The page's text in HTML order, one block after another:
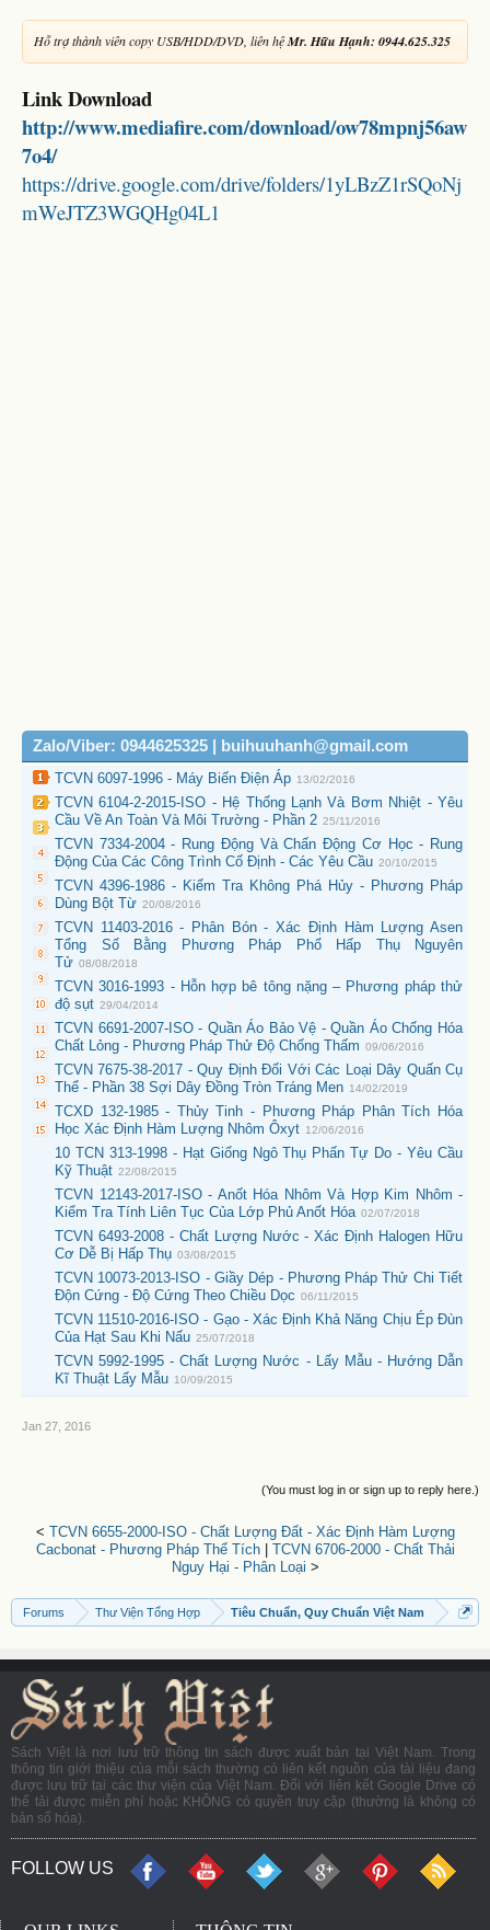
Hỗ trợ thành viên copy USB/HDD/DVD, liên hệMr. Hữu Hạnh: 0944.625.325
Link Download
http://www.mediafire.com/download/ow78mpnj56aw
7o4/
https://drive.google.com/drive/folders/1yLBzZ1rSQoNj
mWeJTZ3WGQHg04L1
Zalo/Viber: 0944625325 | buihuuhanh@gmail.com
TCVN 6097-1996 - Máy Biến Điện Áp 13/02/2016
TCVN 6104-2-2015-ISO - Hệ Thống Lạnh Và Bơm Nhiệt - Yêu
Cầu Về An Toàn Và Môi Trường - Phần 2 25/11/2016
TCVN 7334-2004 - Rung Động Và Chấn Động Cơ Học - Rung
Động Của Các Công Trình Cố Định - Các Yêu Cầu 20/10/2015
TCVN 4396-1986 - Kiểm Tra Không Phá Hủy - Phương Pháp
Dùng Bột Từ 20/08/2016
TCVN 11403-2016 - Phân Bón - Xác Định Hàm Lượng Asen
Tổng Số Bằng Phương Pháp Phổ Hấp Thụ Nguyên
Tử 08/08/2018
TCVN 3016-1993 - Hỗn hợp bê tông nặng – Phương pháp thử
độ sụt 29/04/2014
TCVN 6691-2007-ISO - Quần Áo Bảo Vệ - Quần Áo Chống Hóa
Chất Lỏng - Phương Pháp Thử Độ Chống Thấm 09/06/2016
TCVN 7675-38-2017 - Quy Định Đối Với Các Loại Dây Quấn Cụ
Thể - Phần 38 Sợi Dây Đồng Tròn Tráng Men 14/02/2019
TCXD 132-1985 - Thủy Tinh - Phương Pháp Phân Tích Hóa
Học Xác Định Hàm Lượng Nhôm Ôxyt 12/06/2016
10 TCN 313-1998 - Hạt Giống Ngô Thụ Phấn Tự Do - Yêu Cầu
Kỹ Thuật 22/08/2015
TCVN 12143-2017-ISO - Anốt Hóa Nhôm Và Hợp Kim Nhôm -
Kiểm Tra Tính Liên Tục Của Lớp Phủ Anốt Hóa 02/07/2018
TCVN 6493-2008 - Chất Lượng Nước - Xác Định Halogen Hữu
Cơ Dễ Bị Hấp Thụ 03/08/2015
TCVN 10073-2013-ISO - Giầy Dép - Phương Pháp Thử Chi Tiết
Độn Cứng - Độ Cứng Theo Chiều Dọc 06/11/2015
TCVN 11510-2016-ISO - Gạo - Xác Định Khả Năng Chịu Ép Đùn
Của Hạt Sau Khi Nấu 25/07/2018
TCVN 5992-1995 - Chất Lượng Nước - Lấy Mẫu - Hướng Dẫn
Kĩ Thuật Lấy Mẫu 10/09/2015
Jan 27, 2016
(You must log in or sign up to reply here.)
< TCVN 6655-2000-ISO - Chất Lượng Đất - Xác Định Hàm Lượng
Cacbonat - Phương Pháp Thể Tích| TCVN 6706-2000 - Chất Thải
Nguy Hại - Phân Loại >
Forums Thư Viện Tổng Hợp Tiêu Chuẩn, Quy Chuẩn Việt Nam
Sách Việt là nơi lưu trữ thông tin sách được xuất bản tại Việt Nam. Trong
thông tin giới thiệu của mỗi sách thường có liên kết nguồn của tài liệu đang
được lưu trữ tại các thư viện của Việt Nam. Đối với liên kết Google Drive có
thể tải được miễn phí hoặc KHÔNG có quyền truy cập (thường là không có
bản số hóa).
FOLLOW US